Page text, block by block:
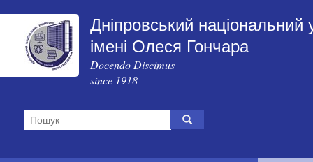
Дніпровський національний
імені Олеся Гончара
Docendo Discimus
since 1918